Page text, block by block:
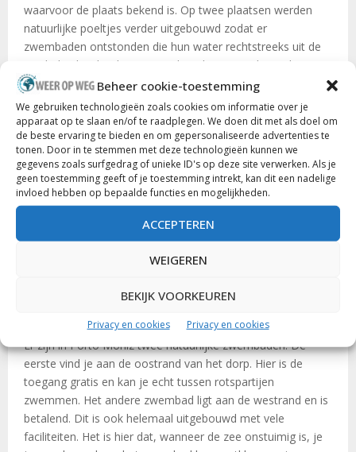
Beheer cookie-toestemming
We gebruiken technologieën zoals cookies om informatie over je
apparaat op te slaan en/of te raadplegen. We doen dit met als doel om
de beste ervaring te bieden en om gepersonaliseerde advertenties te
tonen. Door in te stemmen met deze technologieën kunnen we
gegevens zoals surfgedrag of unieke ID's op deze site verwerken. Als je
geen toestemming geeft of je toestemming intrekt, kan dit een nadelige
invloed hebben op bepaalde functies en mogelijkheden.
ACCEPTEREN
WEIGEREN
BEKIJK VOORKEUREN
Privacy en cookies Privacy en cookies
waarvoor de plaats bekend is. Op twee plaatsen werden
natuurlijke poeltjes verder uitgebouwd zodat er
zwembaden ontstonden die hun water rechtstreeks uit de
zee halen bij vloed, wanneer de golven over de randen
stromen.
Er zijn in Porto Moniz twee natuurlijke zwembaden. De
eerste vind je aan de oostrand van het dorp. Hier is de
toegang gratis en kan je echt tussen rotspartijen
zwemmen. Het andere zwembad ligt aan de westrand en is
betalend. Dit is ook helemaal uitgebouwd met vele
faciliteiten. Het is hier dat, wanneer de zee onstuimig is, je